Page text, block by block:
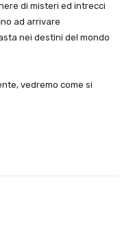
di misteri ed intrecci
ad arrivare
nei destini del mondo
vedremo come si